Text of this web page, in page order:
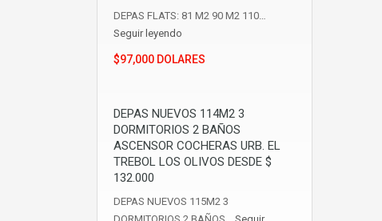
DEPAS FLATS: 81 M2 90 M2 110…
Seguir leyendo
$97,000 DOLARES
DEPAS NUEVOS 114M2 3
DORMITORIOS 2 BAÑOS
ASCENSOR COCHERAS URB. EL
TREBOL LOS OLIVOS DESDE $
132.000
DEPAS NUEVOS 115M2 3